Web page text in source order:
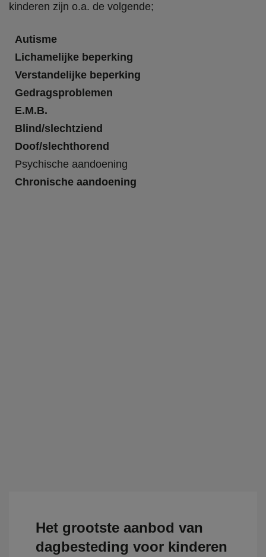
kinderen zijn o.a. de volgende;
Autisme
Lichamelijke beperking
Verstandelijke beperking
Gedragsproblemen
E.M.B.
Blind/slechtziend
Doof/slechthorend
Psychische aandoening
Chronische aandoening
Het grootste aanbod van
dagbesteding voor kinderen